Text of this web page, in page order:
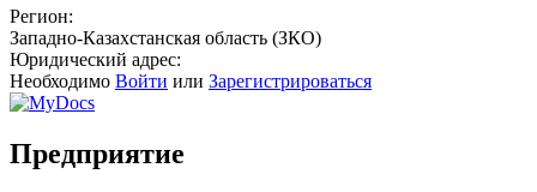
Регион:
Западно-Казахстанская область (ЗКО)
Юридический адрес:
Необходимо Войти или Зарегистрироваться
Предприятие